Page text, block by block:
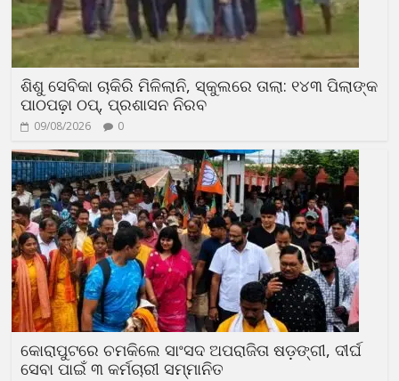
ଶିଶୁ ସେବିକା ଚାକିରି ମିଳିଲାନି, ସ୍କୁଲରେ ତାଲା: ୧୪୩ ପିଲାଙ୍କ
ପାଠପଢ଼ା ଠପ୍, ପ୍ରଶାସନ ନିରବ
09/08/2026 0
କୋରାପୁଟରେ ଚମକିଲେ ସାଂସଦ ଅପରାଜିତା ଷଡ଼ଙ୍ଗୀ, ଦୀର୍ଘ
ସେବା ପାଇଁ ୩ କର୍ମଚାରୀ ସମ୍ମାନିତ